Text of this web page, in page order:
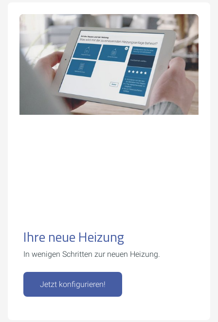
Ihre neue Heizung
In wenigen Schritten zur neuen Heizung.
Jetzt konfigurieren!